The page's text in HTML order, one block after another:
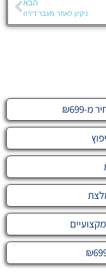
הבא
ניקיון לאחר מעבר דירה
₪699